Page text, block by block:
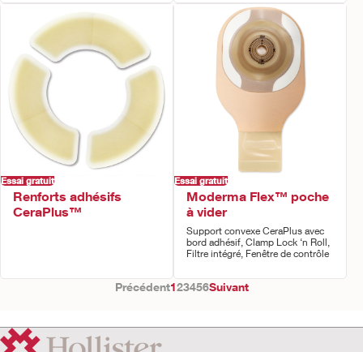
Essai gratuit
Renforts adhésifs
CeraPlus™
Essai gratuit
Moderma Flex™ poche
à vider
Support convexe CeraPlus avec
bord adhésif, Clamp Lock ‘n Roll,
Filtre intégré, Fenêtre de contrôle
Précédent123456Suivant